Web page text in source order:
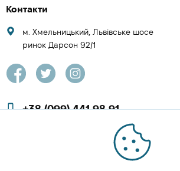
Контакти
м. Хмельницький, Львівське шосе
ринок Дарсон 92/1
+38 (099) 441 98 91
+38 (097) 423 08 00
zachesa86@gmail.com